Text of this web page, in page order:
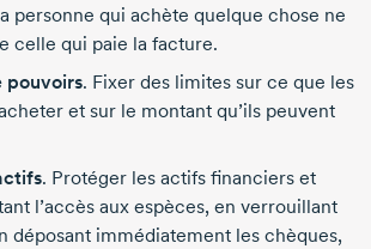
personne qui achète quelque chose ne
celle qui paie la facture.
pouvoirs. Fixer des limites sur ce que les
et sur le montant qu’ils peuvent
. Protéger les actifs financiers et
l’accès aux espèces, en verrouillant
déposant immédiatement les chèques,